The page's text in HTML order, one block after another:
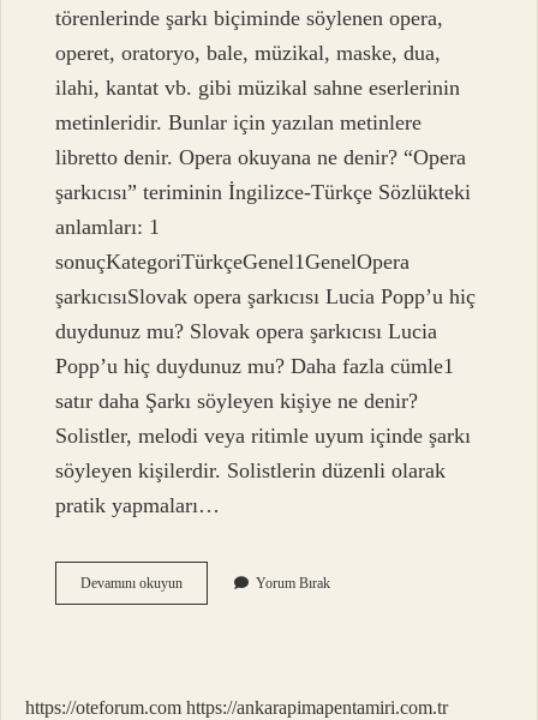
törenlerinde şarkı biçiminde söylenen opera,
operet, oratoryo, bale, müzikal, maske, dua,
ilahi, kantat vb. gibi müzikal sahne eserlerinin
metinleridir. Bunlar için yazılan metinlere
libretto denir. Opera okuyana ne denir? “Opera
şarkıcısı” teriminin İngilizce-Türkçe Sözlükteki
anlamları: 1
sonuçKategoriTürkçeGenel1GenelOpera
şarkıcısıSlovak opera şarkıcısı Lucia Popp’u hiç
duydunuz mu? Slovak opera şarkıcısı Lucia
Popp’u hiç duydunuz mu? Daha fazla cümle1
satır daha Şarkı söyleyen kişiye ne denir?
Solistler, melodi veya ritimle uyum içinde şarkı
söyleyen kişilerdir. Solistlerin düzenli olarak
pratik yapmaları…
Devamını okuyunOperada
Şarkı
Yorum Bırak
https://oteforum.com https://ankarapimapentamiri.com.tr